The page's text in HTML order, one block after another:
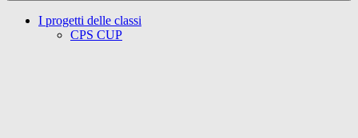
I progetti delle classi
CPS CUP